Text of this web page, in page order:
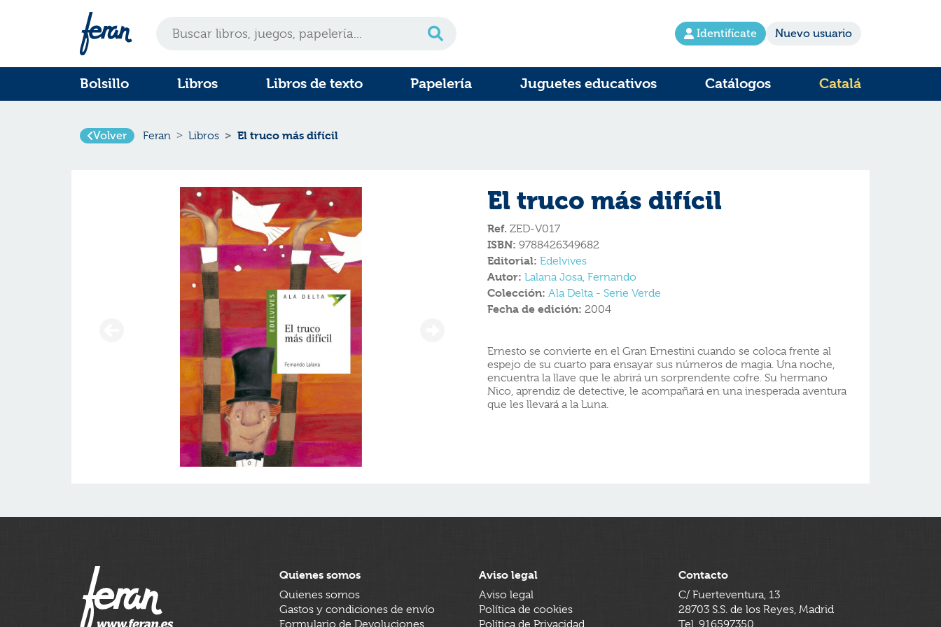
Identifícate Nuevo usuario
Bolsillo Libros Libros de texto Papelería Juguetes educativos Catálogos Catalá
Volver Feran Libros El truco más difícil
El truco más difícil
Ref. ZED-V017
ISBN: 9788426349682
Editorial: Edelvives
Autor: Lalana Josa, Fernando
Colección: Ala Delta - Serie Verde
Fecha de edición: 2004
Ernesto se convierte en el Gran Ernestini cuando se coloca frente al
espejo de su cuarto para ensayar sus números de magia. Una noche,
encuentra la llave que le abrirá un sorprendente cofre. Su hermano
Nico, aprendiz de detective, le acompañará en una inesperada aventura
que les llevará a la Luna.
Quienes somos
Quienes somos
Gastos y condiciones de envío
Formulario de Devoluciones
Aviso legal
Aviso legal
Política de cookies
Política de Privacidad
Contacto
C/ Fuerteventura, 13
28703 S.S. de los Reyes, Madrid
Tel. 916597350